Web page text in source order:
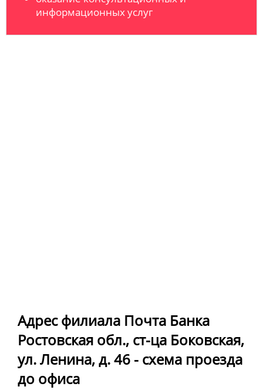
информационных услуг
Адрес филиала Почта Банка
Ростовская обл., ст-ца Боковская,
ул. Ленина, д. 46 - схема проезда
до офиса